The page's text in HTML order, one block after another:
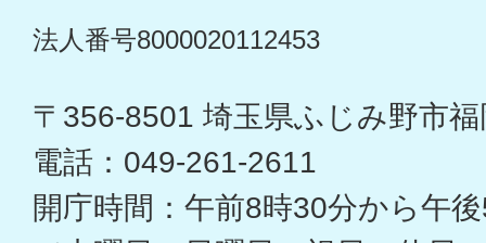
法人番号8000020112453
〒356-8501 埼玉県ふじみ野市
電話：049-261-2611
開庁時間：午前8時30分から午